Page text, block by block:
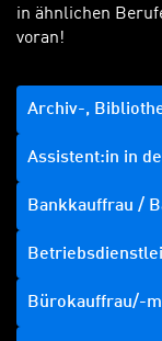
in ähnlichen
voran!
Archiv-,
Assistent:in in
Bankkauffrau /
Bürokauffrau/-